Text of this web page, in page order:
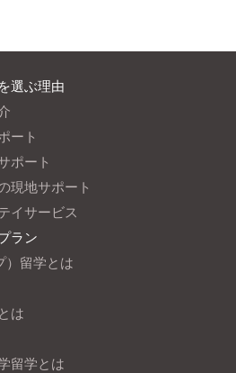
選ぶ理由
ート
ポート
現地サポート
イサービス
ラン
）留学とは
は
留学とは